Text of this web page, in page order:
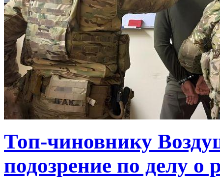
Топ-чиновнику
подозрение по делу о